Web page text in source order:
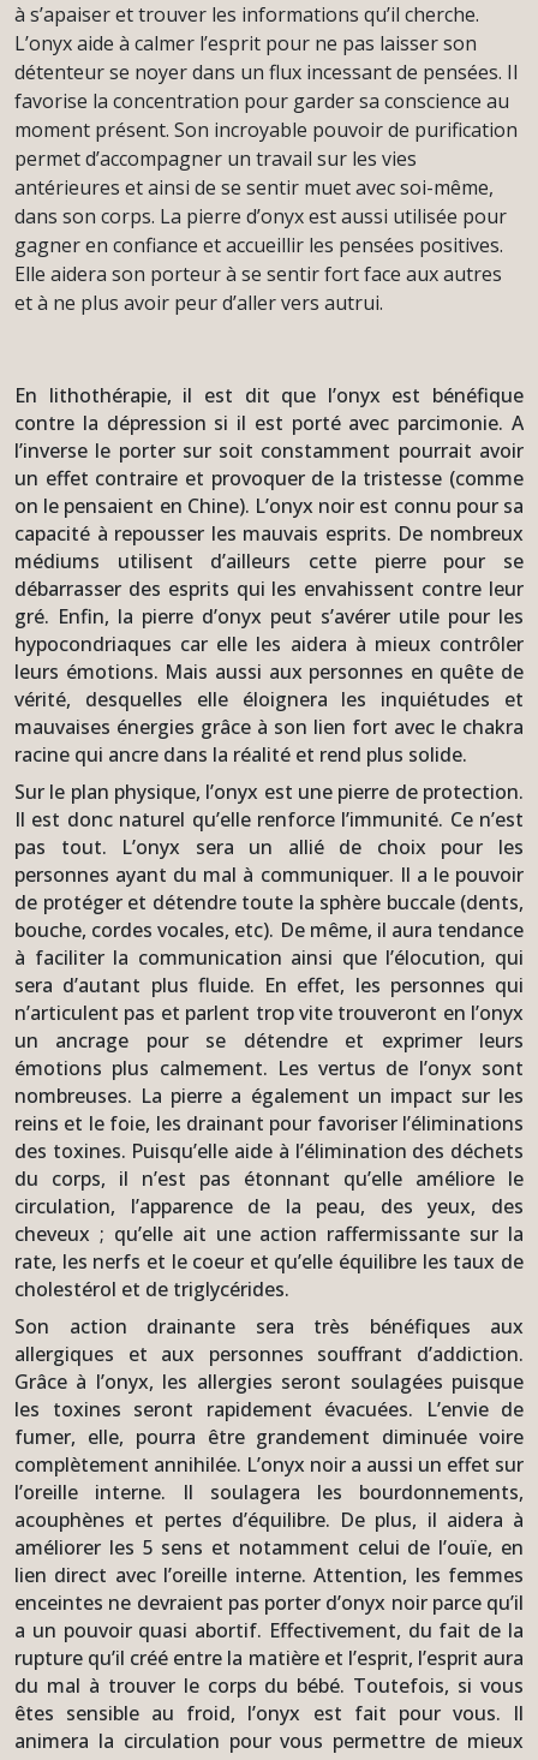
à s’apaiser et trouver les informations qu’il cherche.
L’onyx aide à calmer l’esprit pour ne pas laisser son
détenteur se noyer dans un flux incessant de pensées. Il
favorise la concentration pour garder sa conscience au
moment présent. Son incroyable pouvoir de purification
permet d’accompagner un travail sur les vies
antérieures et ainsi de se sentir muet avec soi-même,
dans son corps. La pierre d’onyx est aussi utilisée pour
gagner en confiance et accueillir les pensées positives.
Elle aidera son porteur à se sentir fort face aux autres
et à ne plus avoir peur d’aller vers autrui.
En lithothérapie, il est dit que l’onyx est bénéfique
contre la dépression si il est porté avec parcimonie. A
l’inverse le porter sur soit constamment pourrait avoir
un effet contraire et provoquer de la tristesse (comme
on le pensaient en Chine). L’onyx noir est connu pour sa
capacité à repousser les mauvais esprits. De nombreux
médiums utilisent d’ailleurs cette pierre pour se
débarrasser des esprits qui les envahissent contre leur
gré. Enfin, la pierre d’onyx peut s’avérer utile pour les
hypocondriaques car elle les aidera à mieux contrôler
leurs émotions. Mais aussi aux personnes en quête de
vérité, desquelles elle éloignera les inquiétudes et
mauvaises énergies grâce à son lien fort avec le chakra
racine qui ancre dans la réalité et rend plus solide.
Sur le plan physique, l’onyx est une pierre de protection.
Il est donc naturel qu’elle renforce l’immunité. Ce n’est
pas tout. L’onyx sera un allié de choix pour les
personnes ayant du mal à communiquer. Il a le pouvoir
de protéger et détendre toute la sphère buccale (dents,
bouche, cordes vocales, etc). De même, il aura tendance
à faciliter la communication ainsi que l’élocution, qui
sera d’autant plus fluide. En effet, les personnes qui
n’articulent pas et parlent trop vite trouveront en l’onyx
un ancrage pour se détendre et exprimer leurs
émotions plus calmement. Les vertus de l’onyx sont
nombreuses. La pierre a également un impact sur les
reins et le foie, les drainant pour favoriser l’éliminations
des toxines. Puisqu’elle aide à l’élimination des déchets
du corps, il n’est pas étonnant qu’elle améliore le
circulation, l’apparence de la peau, des yeux, des
cheveux ; qu’elle ait une action raffermissante sur la
rate, les nerfs et le coeur et qu’elle équilibre les taux de
cholestérol et de triglycérides.
Son action drainante sera très bénéfiques aux
allergiques et aux personnes souffrant d’addiction.
Grâce à l’onyx, les allergies seront soulagées puisque
les toxines seront rapidement évacuées. L’envie de
fumer, elle, pourra être grandement diminuée voire
complètement annihilée. L’onyx noir a aussi un effet sur
l’oreille interne. Il soulagera les bourdonnements,
acouphènes et pertes d’équilibre. De plus, il aidera à
améliorer les 5 sens et notamment celui de l’ouïe, en
lien direct avec l’oreille interne. Attention, les femmes
enceintes ne devraient pas porter d’onyx noir parce qu’il
a un pouvoir quasi abortif. Effectivement, du fait de la
rupture qu’il créé entre la matière et l’esprit, l’esprit aura
du mal à trouver le corps du bébé. Toutefois, si vous
êtes sensible au froid, l’onyx est fait pour vous. Il
animera la circulation pour vous permettre de mieux